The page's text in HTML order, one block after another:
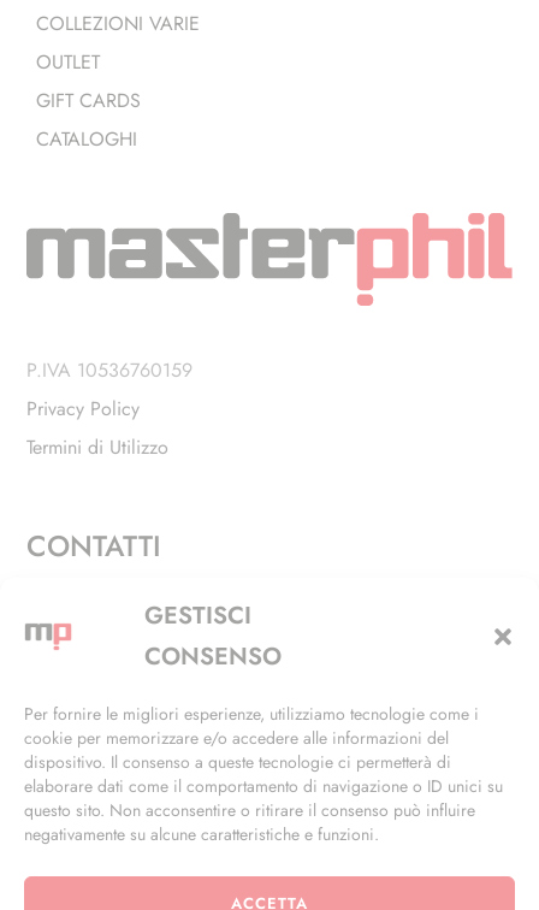
GESTISCI
CONSENSO
Per fornire le migliori esperienze, utilizziamo tecnologie come i
cookie per memorizzare e/o accedere alle informazioni del
dispositivo. Il consenso a queste tecnologie ci permetterà di
elaborare dati come il comportamento di navigazione o ID unici su
questo sito. Non acconsentire o ritirare il consenso può influire
negativamente su alcune caratteristiche e funzioni.
ACCETTA
COLLEZIONI VARIE
OUTLET
GIFT CARDS
CATALOGHI
P.IVA 10536760159
Privacy Policy
Termini di Utilizzo
CONTATTI
Via Alfieri, 27 - Trezzano Sul Naviglio (MI)
+39 02 4846 3155
info@masterphil.it